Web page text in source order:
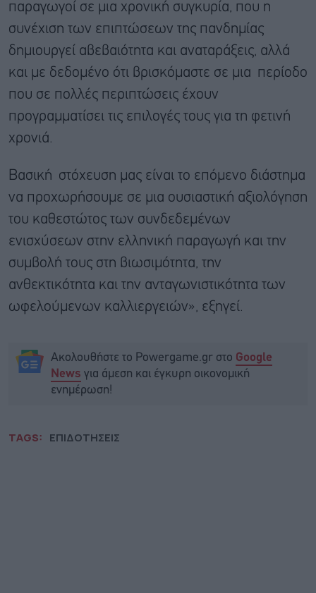
παραγωγοί σε μια χρονική συγκυρία, που η
συνέχιση των επιπτώσεων της πανδημίας
δημιουργεί αβεβαιότητα και αναταράξεις, αλλά
και με δεδομένο ότι βρισκόμαστε σε μια περίοδο
που σε πολλές περιπτώσεις έχουν
προγραμματίσει τις επιλογές τους για τη φετινή
χρονιά.
Βασική στόχευση μας είναι το επόμενο διάστημα
να προχωρήσουμε σε μια ουσιαστική αξιολόγηση
του καθεστώτος των συνδεδεμένων
ενισχύσεων στην ελληνική παραγωγή και την
συμβολή τους στη βιωσιμότητα, την
ανθεκτικότητα και την ανταγωνιστικότητα των
ωφελούμενων καλλιεργειών», εξηγεί.
Ακολουθήστε το Powergame.gr στο Google
News για άμεση και έγκυρη οικονομική
ενημέρωση!
TAGS: ΕΠΙΔΟΤΗΣΕΙΣ